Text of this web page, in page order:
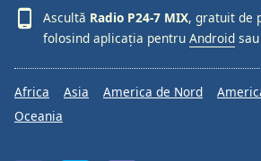
Ascultă Radio P24-7 MIX, gratuit de
folosind aplicația pentru Android sau
Africa Asia America de Nord
Oceania